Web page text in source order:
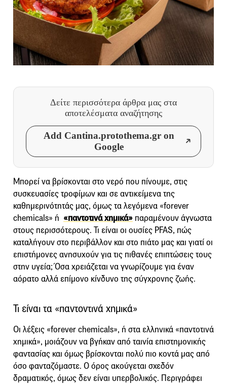
Δείτε περισσότερα άρθρα μας στα
αποτελέσματα αναζήτησης
Add Cantina.protothema.gr on
Google
Μπορεί να βρίσκονται στο νερό που πίνουμε, στις
συσκευασίες τροφίμων και σε αντικείμενα της
καθημερινότητάς μας, όμως τα λεγόμενα «forever
chemicals» ή «παντοτινά χημικά» παραμένουν άγνωστα
στους περισσότερους. Τι είναι οι ουσίες PFAS, πώς
καταλήγουν στο περιβάλλον και στο πιάτο μας και γιατί οι
επιστήμονες ανησυχούν για τις πιθανές επιπτώσεις τους
στην υγεία; Όσα χρειάζεται να γνωρίζουμε για έναν
αόρατο αλλά επίμονο κίνδυνο της σύγχρονης ζωής.
Τι είναι τα «παντοντινά χημικά»
Οι λέξεις «forever chemicals», ή στα ελληνικά «παντοτινά
χημικά», μοιάζουν να βγήκαν από ταινία επιστημονικής
φαντασίας και όμως βρίσκονται πολύ πιο κοντά μας από
όσο φανταζόμαστε. Ο όρος ακούγεται σχεδόν
δραματικός, όμως δεν είναι υπερβολικός. Περιγράφει